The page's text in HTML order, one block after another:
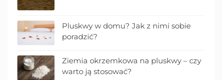
Pluskwy w domu? Jak z nimi sobie
poradzić?
Ziemia okrzemkowa na pluskwy – czy
warto ją stosować?